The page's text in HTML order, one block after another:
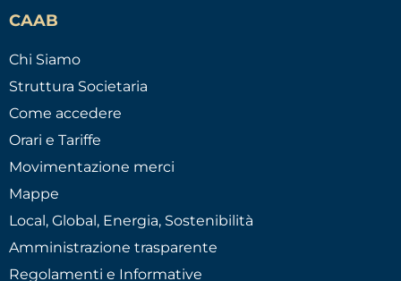
CAAB
Chi Siamo
Struttura Societaria
Come accedere
Orari e Tariffe
Movimentazione merci
Mappe
Local, Global, Energia, Sostenibilità
Amministrazione trasparente
Regolamenti e Informative